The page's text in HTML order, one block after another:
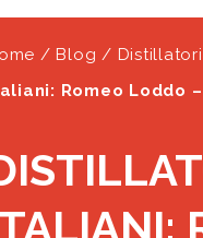
/ Blog /
Romeo Loddo